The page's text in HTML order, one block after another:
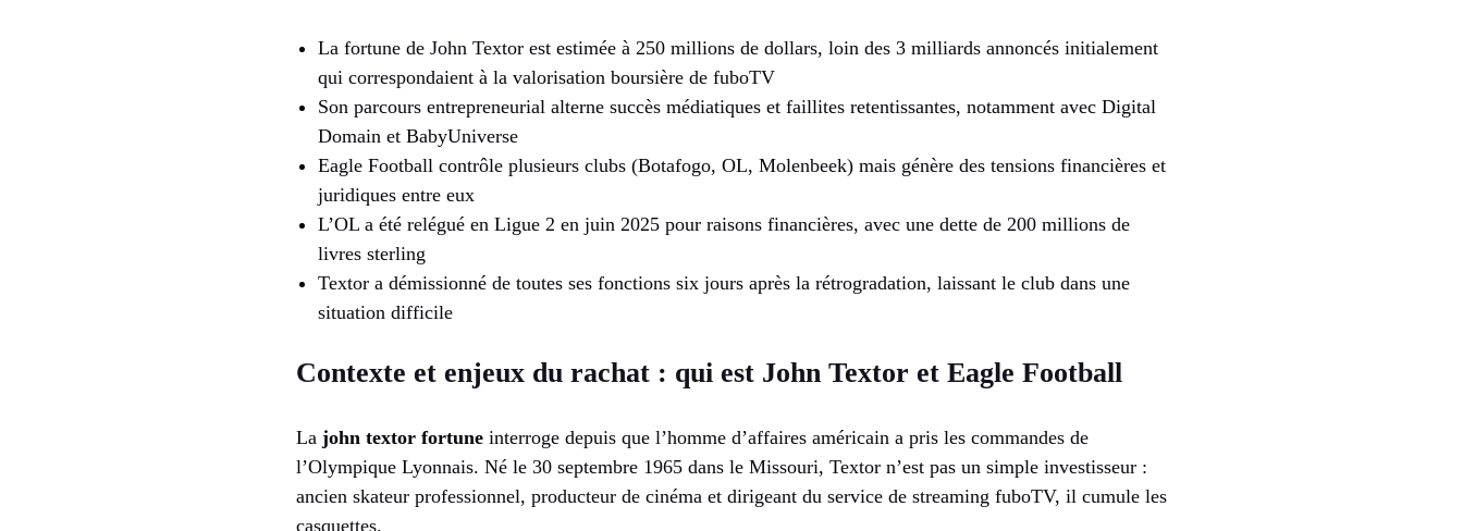
La fortune de John Textor est estimée à 250 millions de dollars, loin des 3 milliards annoncés initialement
qui correspondaient à la valorisation boursière de fuboTV
Son parcours entrepreneurial alterne succès médiatiques et faillites retentissantes, notamment avec Digital
Domain et BabyUniverse
Eagle Football contrôle plusieurs clubs (Botafogo, OL, Molenbeek) mais génère des tensions financières et
juridiques entre eux
L’OL a été relégué en Ligue 2 en juin 2025 pour raisons financières, avec une dette de 200 millions de
livres sterling
Textor a démissionné de toutes ses fonctions six jours après la rétrogradation, laissant le club dans une
situation difficile
Contexte et enjeux du rachat : qui est John Textor et Eagle Football
La john textor fortune interroge depuis que l’homme d’affaires américain a pris les commandes de
l’Olympique Lyonnais. Né le 30 septembre 1965 dans le Missouri, Textor n’est pas un simple investisseur :
ancien skateur professionnel, producteur de cinéma et dirigeant du service de streaming fuboTV, il cumule les
casquettes.